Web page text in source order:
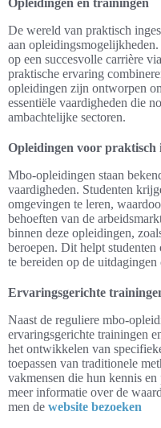
Opleidingen en trainingen
De wereld van praktisch
aan
op een succesvolle carrière
praktische ervaring
opleidingen zijn ontworpen
essentiële vaardigheden die
ambachtelijke sectoren.
Opleidingen voor praktisch
Mbo-opleidingen staan
vaardigheden. Studenten
omgevingen te leren,
behoeften van de
binnen deze opleidingen,
beroepen. Dit helpt
te bereiden op de
Ervaringsgerichte
Naast de reguliere mbo-
ervaringsgerichte trainingen
het ontwikkelen van
toepassen van traditionele
vakmensen die hun kennis
meer informatie over de
men de website bezoeken